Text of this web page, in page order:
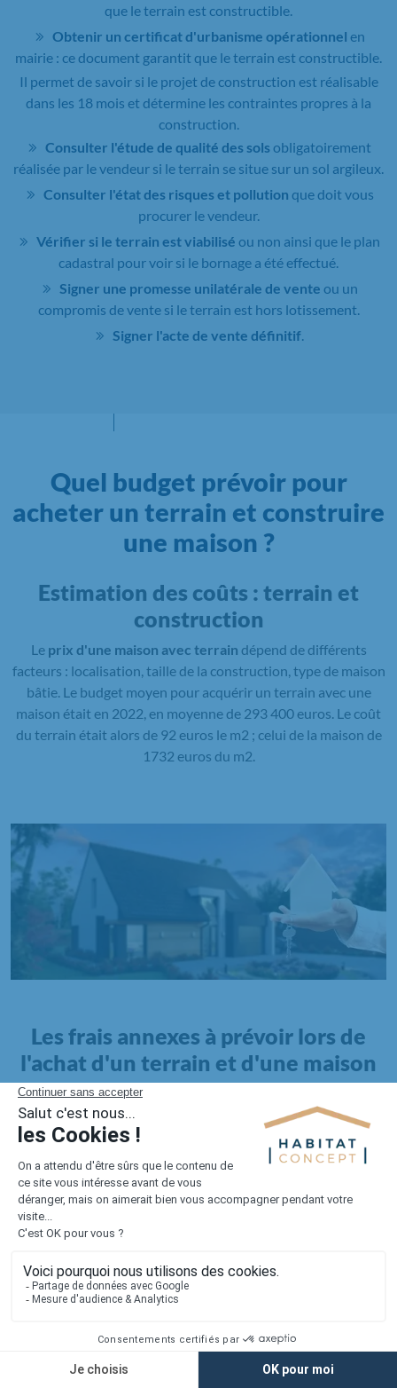
que le terrain est constructible.
Obtenir un certificat d'urbanisme opérationnel en
mairie : ce document garantit que le terrain est constructible.
Il permet de savoir si le projet de construction est réalisable
dans les 18 mois et détermine les contraintes propres à la
construction.
Consulter l'étude de qualité des sols obligatoirement
réalisée par le vendeur si le terrain se situe sur un sol argileux.
Consulter l'état des risques et pollution que doit vous
procurer le vendeur.
Vérifier si le terrain est viabilisé ou non ainsi que le plan
cadastral pour voir si le bornage a été effectué.
Signer une promesse unilatérale de vente ou un
compromis de vente si le terrain est hors lotissement.
Signer l'acte de vente définitif
Quel budget prévoir pour
acheter un terrain et construire
une maison ?
Estimation des coûts : terrain et
construction
Le prix d'une maison avec terrain dépend de différents
facteurs : localisation, taille de la construction, type de maison
bâtie. Le budget moyen pour acquérir un terrain avec une
maison était en 2022, en moyenne de 293 400 euros. Le coût
du terrain était alors de 92 euros le m2 ; celui de la maison de
1732 euros du m2.
Les frais annexes à prévoir lors de
l'achat d'un terrain et d'une maison
Il faut également intégrer à votre budget, les
pour la maison. Outre l'achat du terrain et la construction, il
faut prendre en compte la viabilisation si elle n'est pas
proposée par le constructeur. Les frais de raccordements et les
taxes éventuelles coûtent entre 5 000 et 15 000 euros selon la
localisation du terrain et son accès.
Quant auxfrais de notaire
Lorsque vous vous tournez vers une maison existante, il sera
nécessaire de faire des travaux de rénovation. Ceux-ci sont
souvent coûteux et doivent être ajoutés au prix de l'achat